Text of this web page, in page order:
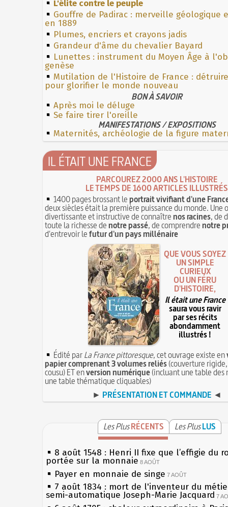
L'élite contre le peuple
Gouffre de Padirac : merveille géologique
en 1889
Plumes, encriers et crayons jadis
Grandeur d'âme du chevalier Bayard
Lunettes : instrument du Moyen Âge à
genèse
Mutilation de l'Histoire de France :
pour glorifier le monde nouveau
BON À SAVOIR
Après moi le déluge
Se faire tirer l'oreille
MANIFESTATIONS / EXPOSITIONS
Maternités, archéologie de la figure
IL ÉTAIT UNE FRANCE
PARCOUREZ 2000 ANS L'HISTOIRE
LE TEMPS DE 1600 ARTICLES ILLUSTRÉS
1400 pages brossant leportrait vivifiant d'une
deux siècles était la première puissance du monde. Une
divertissante et instructive de connaîtrenos racines, de
toute la richesse denotre passé, de comprendrenotre
d'entrevoir lefutur d'un pays millénaire
QUE VOUS SOYEZ
UN SIMPLE
CURIEUX
OU UN FÉRU
D'HISTOIRE,
Il était une France
saura vous ravir
par ses récits
abondamment
illustrés !
Édité parLa France pittoresque, cet ouvrage existe en
papier comprenant 3 volumes reliés(couverture
cousu) ET enversion numérique(incluant une table des
une table thématique cliquables)
► PRÉSENTATION ET COMMANDE ◄
Les PlusRÉCENTS Les PlusLUS
8 août 1548 : Henri II fixe que l’effigie du
portée sur la monnaie 8 AOÛT
Payer en monnaie de singe 7 AOÛT
7 août 1834 : mort de l'inventeur du
semi-automatique Joseph-Marie Jacquard 7